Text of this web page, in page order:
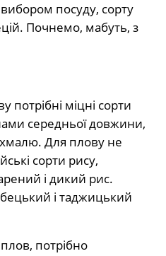
посуду, сорту
Почнемо, мабуть, з
потрібні міцні сорти
середньої довжини,
Для плову не
сорти рису,
і дикий рис.
і таджицький
потрібно